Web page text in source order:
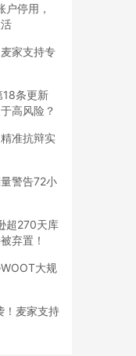
停用，
家支持专
条更新
高风险？
准抗辩实
警告72小
超270天库
弃置！
大规
！麦家支持